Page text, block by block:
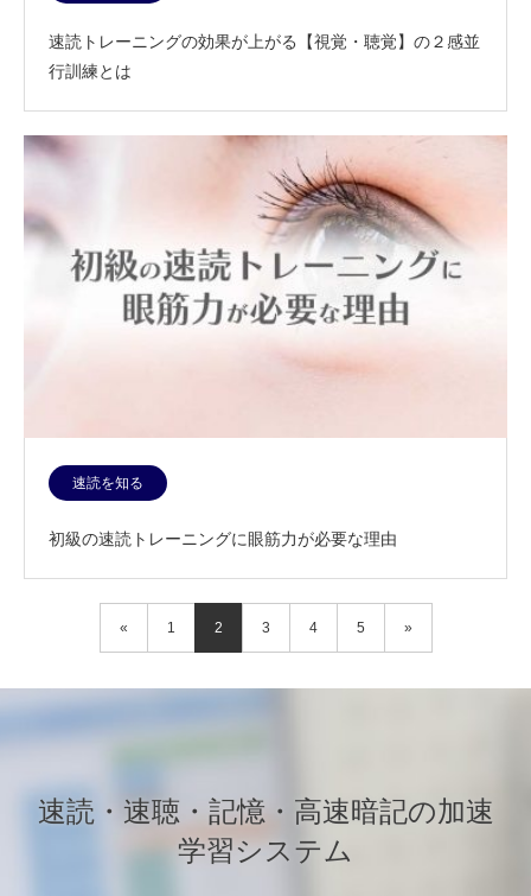
速読トレーニングの効果が上がる【視覚・聴覚】の２感並
行訓練とは
速読を知る
初級の速読トレーニングに眼筋力が必要な理由
« 1 2 3 4 5 »
速読・速聴・記憶・高速暗記の加速
学習システム